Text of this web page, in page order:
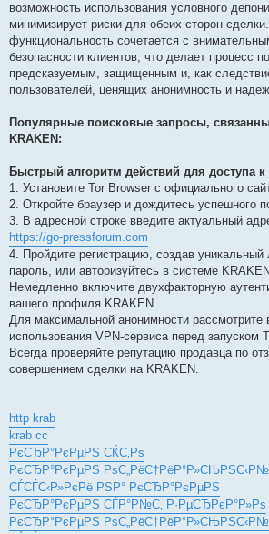
возможность использования условного
минимизирует риски для обеих сторон
функциональность сочетается с
безопасности клиентов, что делает процесс
предсказуемым, защищенным и, как
пользователей, ценящих анонимность и
Популярные поисковые запросы,
KRAKEN:
Быстрый алгоритм действий для доступа к
1. Установите Tor Browser с официального
2. Откройте браузер и дождитесь успешного
3. В адресной строке введите актуальный
https://go-pressforum.com
4. Пройдите регистрацию, создав
пароль, или авторизуйтесь в системе
Немедленно включите двухфакторную
вашего профиля KRAKEN.
Для максимальной анонимности рассмотрите
использования VPN-сервиса перед запуском
Всегда проверяйте репутацию продавца по
совершением сделки на KRAKEN.
http krab
krab cc
РєСЂР°РєРµРЅ СЌС‚Рѕ
РєСЂР°РєРµРЅ
СЃСЃС‹Р»РєРё РЅР° РєСЂР°РєРµРЅ
РєСЂР°РєРµРЅ СЃР°Р№С‚ Р·РµСЂРєР°Р»Рѕ
РєСЂР°РєРµРЅ